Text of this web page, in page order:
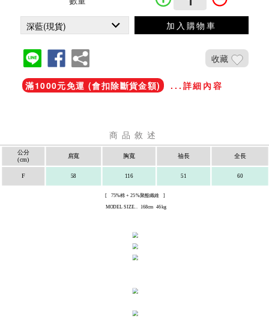
加入購物車
收藏
滿1000元免運 (會扣除斷貨金額) ...詳細內容
商品敘述